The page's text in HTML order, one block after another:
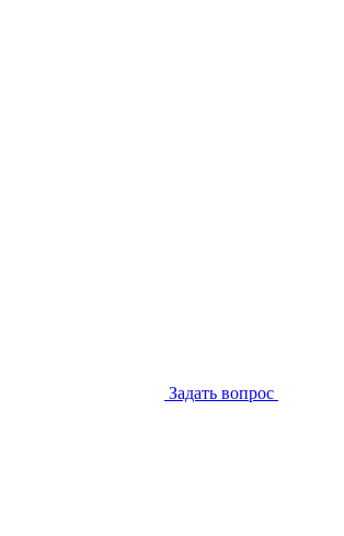
Задать вопрос